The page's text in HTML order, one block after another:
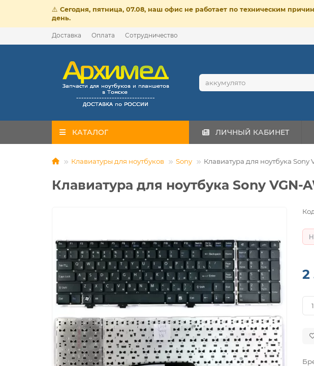
⚠️ Сегодня, пятница, 07.08, наш офис не работает по техническим
день.
Доставка Оплата Сотрудничество
КАТАЛОГ ЛИЧНЫЙ КАБИНЕТ
Клавиатуры для ноутбуков Sony Клавиатура для ноутбука Sony
Клавиатура для ноутбука Sony VGN-
2